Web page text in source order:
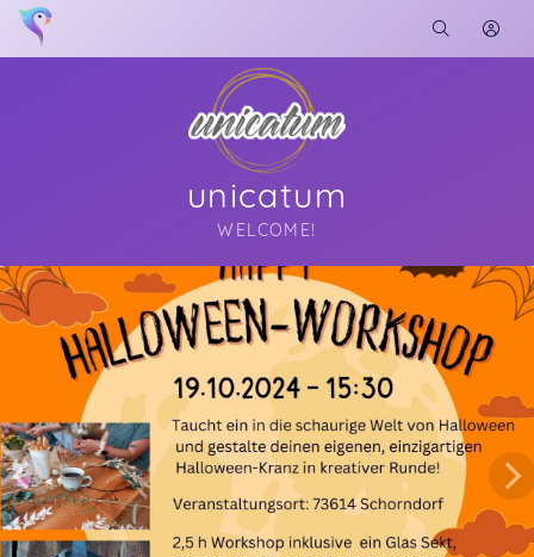
unicatum
WELCOME!
Soon you will learn more about me here...